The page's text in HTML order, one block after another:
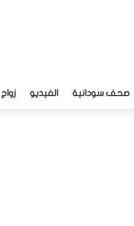
صحف سودانية الفيديو زواج